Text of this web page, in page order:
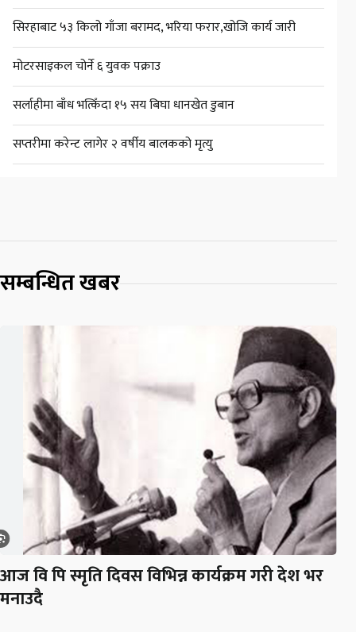
सिरहाबाट ५३ किलो गाँजा बरामद, भरिया फरार,खोजि कार्य जारी
मोटरसाइकल चोर्ने ६ युवक पक्राउ
सर्लाहीमा बाँध भत्किँदा १५ सय बिघा धानखेत डुबान
सप्तरीमा करेन्ट लागेर २ वर्षीय बालकको मृत्यु
सम्बन्धित खबर
आज वि पि स्मृति दिवस विभिन्न कार्यक्रम गरी देश भर
मनाउदै